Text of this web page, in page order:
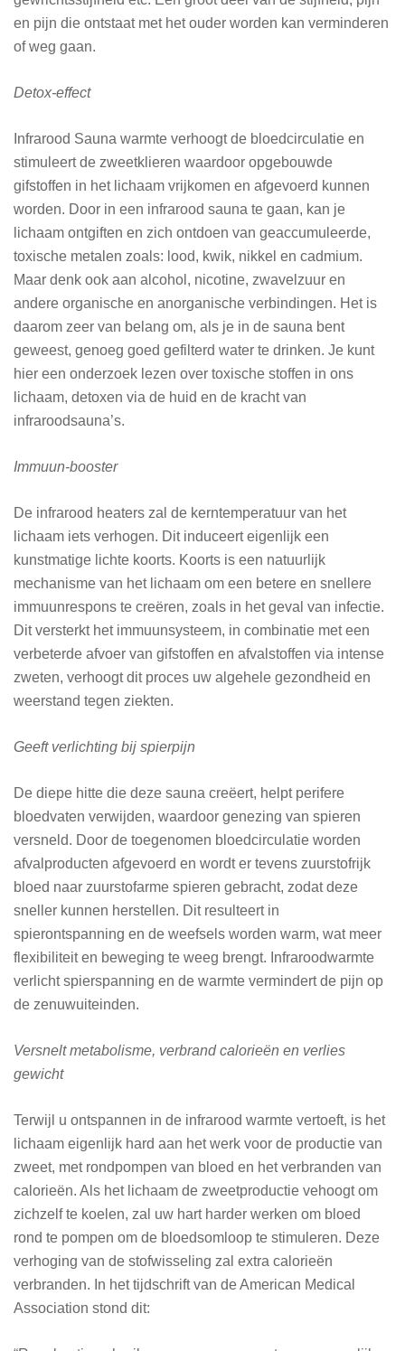
en pijn die ontstaat met het ouder worden kan verminderen
of weg gaan.
Detox-effect
Infrarood Sauna warmte verhoogt de bloedcirculatie en
stimuleert de zweetklieren waardoor opgebouwde
gifstoffen in het lichaam vrijkomen en afgevoerd kunnen
worden. Door in een infrarood sauna te gaan, kan je
lichaam ontgiften en zich ontdoen van geaccumuleerde,
toxische metalen zoals: lood, kwik, nikkel en cadmium.
Maar denk ook aan alcohol, nicotine, zwavelzuur en
andere organische en anorganische verbindingen. Het is
daarom zeer van belang om, als je in de sauna bent
geweest, genoeg goed gefilterd water te drinken. Je kunt
hier een onderzoek lezen over toxische stoffen in ons
lichaam, detoxen via de huid en de kracht van
infraroodsauna’s.
Immuun-booster
De infrarood heaters zal de kerntemperatuur van het
lichaam iets verhogen. Dit induceert eigenlijk een
kunstmatige lichte koorts. Koorts is een natuurlijk
mechanisme van het lichaam om een betere en snellere
immuunrespons te creëren, zoals in het geval van infectie.
Dit versterkt het immuunsysteem, in combinatie met een
verbeterde afvoer van gifstoffen en afvalstoffen via intense
zweten, verhoogt dit proces uw algehele gezondheid en
weerstand tegen ziekten.
Geeft verlichting bij spierpijn
De diepe hitte die deze sauna creëert, helpt perifere
bloedvaten verwijden, waardoor genezing van spieren
versneld. Door de toegenomen bloedcirculatie worden
afvalproducten afgevoerd en wordt er tevens zuurstofrijk
bloed naar zuurstofarme spieren gebracht, zodat deze
sneller kunnen herstellen. Dit resulteert in
spierontspanning en de weefsels worden warm, wat meer
flexibiliteit en beweging te weeg brengt. Infraroodwarmte
verlicht spierspanning en de warmte vermindert de pijn op
de zenuwuiteinden.
Versnelt metabolisme, verbrand calorieën en verlies
gewicht
Terwijl u ontspannen in de infrarood warmte vertoeft, is het
lichaam eigenlijk hard aan het werk voor de productie van
zweet, met rondpompen van bloed en het verbranden van
calorieën. Als het lichaam de zweetproductie vehoogt om
zichzelf te koelen, zal uw hart harder werken om bloed
rond te pompen om de bloedsomloop te stimuleren. Deze
verhoging van de stofwisseling zal extra calorieën
verbranden. In het tijdschrift van de American Medical
Association stond dit: